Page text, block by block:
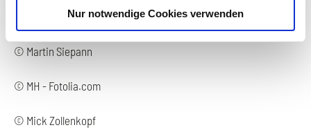
Nur notwendige Cookies verwenden
© Marima - Fotolia.com
© Martin Siepann
© MH - Fotolia.com
© Mick Zollenkopf